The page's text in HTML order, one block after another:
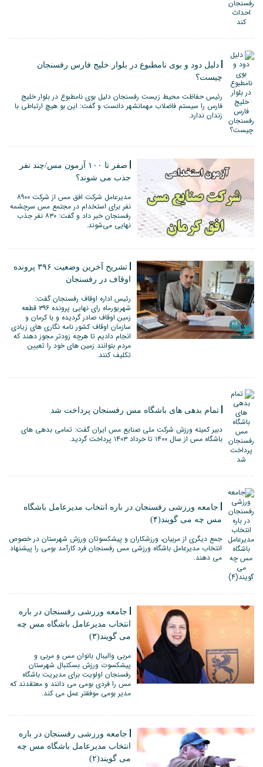
دلیل دود و بوی نامطبوع در بلوار خلیج فارس رفسنجان
چیست؟
رئیس حفاظت محیط زیست رفسنجان دلیل بوی نامطبوع در بلوار خلیج
فارس را سیستم فاضلاب مهمانشهر دانست و گفت: این بو هیچ ارتباطی با
زندان ندارد.
صفر تا ۱۰۰ آزمون مس/چند نفر
جذب می شوند؟
مدیرعامل شرکت افق مس از شرکت ۸۹۰۰
نفر برای استخدام در مجتمع مس سرچشمه
رفسنجان خبر داد و گفت: ۸۳۰ نفر جذب
نهایی می‌شوند.
تشریح آخرین وضعیت ۳۹۶ پرونده
اوقاف در رفسنجان
رئیس اداره اوقاف رفسنجان گفت:
شهریورماه رای نهایی پرونده ۳۹۶ قطعه
زمین اوقاف صادر گردیده و با کرمان و
سازمان اوقاف کشور نامه نگاری های زیادی
انجام دادیم تا هرچه زودتر مجوز دهند که
مردم بتوانند زمین های خود را تعیین
تکلیف کنند.
تمام بدهی های باشگاه مس رفسنجان پرداخت شد
دبیر کمیته ورزش شرکت ملی صنایع مس ایران گفت: تمامی بدهی های
باشگاه مس از سال ۱۴۰۰ تا خرداد ۱۴۰۳ پرداخت گردید.
جامعه ورزشی رفسنجان در باره انتخاب مدیرعامل باشگاه
مس چه می گویند(۴)
جمع دیگری از مربیان، ورزشکاران و پیشکسوتان ورزش شهرستان در خصوص
انتخاب مدیرعامل باشگاه ورزشی مس رفسنجان فرد کارآمد بومی را پیشنهاد
می دهند.
جامعه ورزشی رفسنجان در باره
انتخاب مدیرعامل باشگاه مس چه
می گویند(۳)
مربی والیبال بانوان مس و مربی و
پیشکسوت ورزش بسکتبال شهرستان
رفسنجان اولویت برای مدیریت باشگاه
مس را فردی بومی می دانند و معتقدند که
مدیر بومی موفقتر عمل می کند.
جامعه ورزشی رفسنجان در باره
انتخاب مدیرعامل باشگاه مس چه
می گویند(۲)